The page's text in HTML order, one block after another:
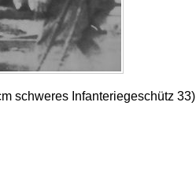
schweres Infanteriegeschütz 33)